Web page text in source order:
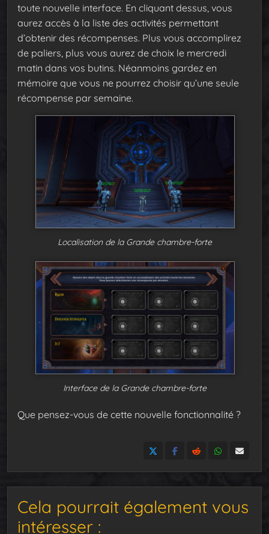
toute nouvelle interface. En cliquant dessus, vous
aurez accès à la liste des activités permettant
d’obtenir des récompenses. Plus vous accomplirez
de paliers, plus vous aurez de choix le mercredi
matin dans vos butins. Néanmoins gardez en
mémoire que vous ne pourrez choisir qu’une seule
récompense par semaine.
Localisation de la Grande chambre-forte
Interface de la Grande chambre-forte
Que pensez-vous de cette nouvelle fonctionnalité ?
Cela pourrait également vous
intéresser :